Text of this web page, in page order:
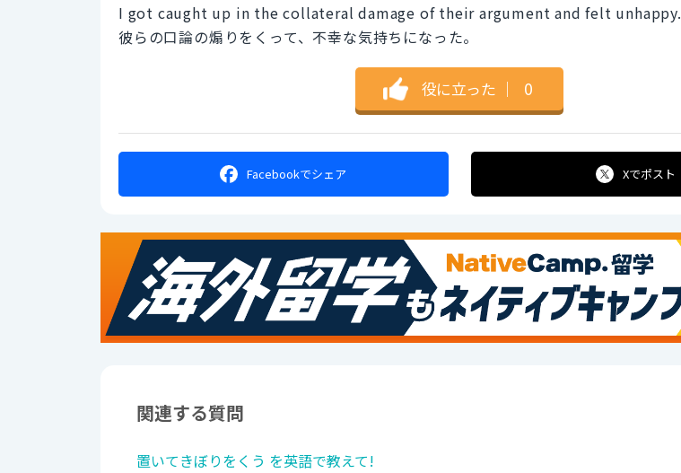
I got caught up in the collateral damage of their argument and felt unhappy.
彼らの口論の煽りをくって、不幸な気持ちになった。
役に立った ｜ 0
Facebookでシェア Xでポスト
関連する質問
置いてきぼりをくう を英語で教えて!